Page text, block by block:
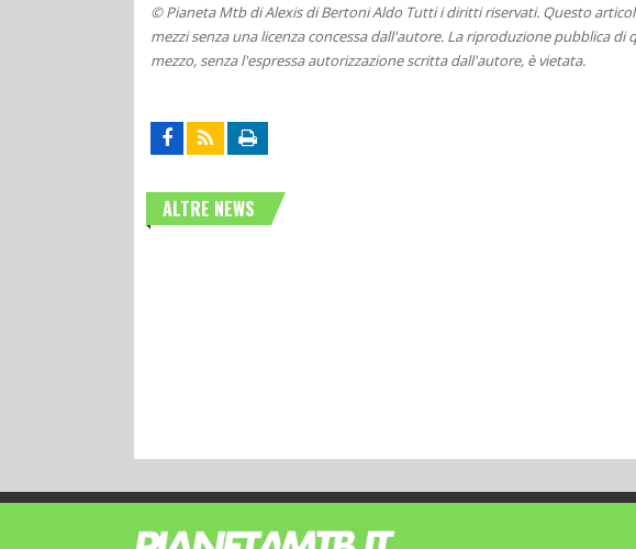
© Pianeta Mtb di Alexis di Bertoni Aldo Tutti i diritti riservati. Questo
mezzi senza una licenza concessa dall'autore. La riproduzione pubblica
mezzo, senza l'espressa autorizzazione scritta dall'autore, è vietata.
ALTRE NEWS